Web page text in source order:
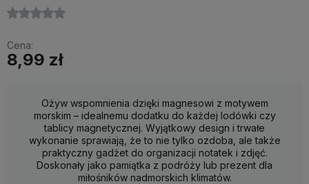
Cena:
8,99 zł
Ożyw wspomnienia dzięki magnesowi z motywem
morskim – idealnemu dodatku do każdej lodówki czy
tablicy magnetycznej. Wyjątkowy design i trwałe
wykonanie sprawiają, że to nie tylko ozdoba, ale także
praktyczny gadżet do organizacji notatek i zdjęć.
Doskonały jako pamiątka z podróży lub prezent dla
miłośników nadmorskich klimatów.